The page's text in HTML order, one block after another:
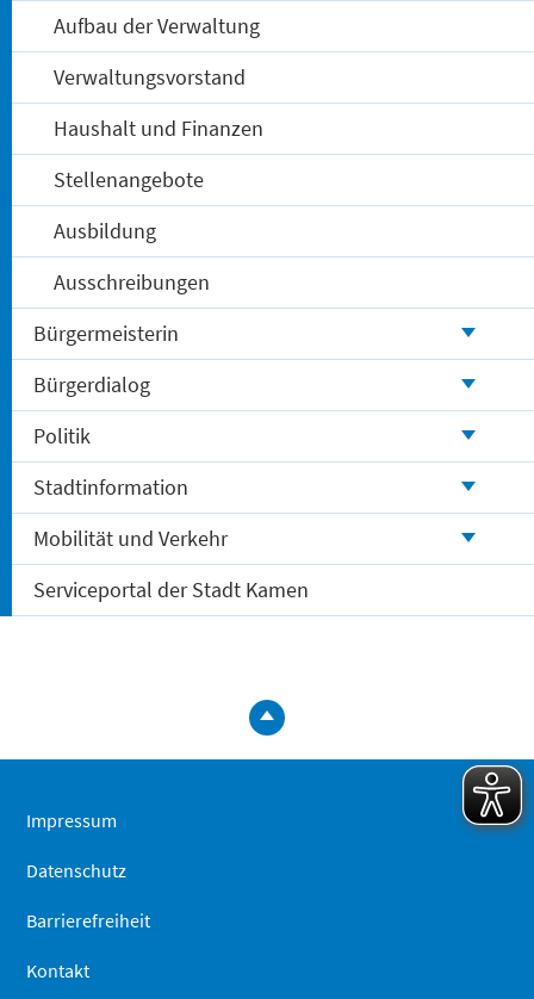
Aufbau der Verwaltung
Verwaltungsvorstand
Haushalt und Finanzen
Stellenangebote
Ausbildung
Ausschreibungen
Bürgermeisterin
Bürgerdialog
Politik
Stadtinformation
Mobilität und Verkehr
Serviceportal der Stadt Kamen
zum
Impressum
Datenschutz
Barrierefreiheit
Kontakt